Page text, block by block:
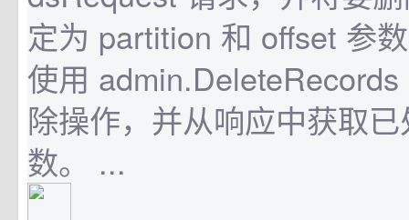
定为 partition 和 offset 参
使用
除操作，并从响应中获取
数。 ...